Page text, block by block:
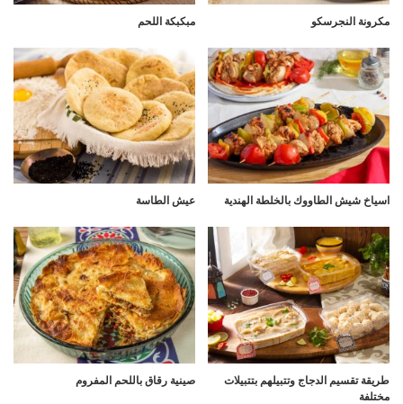
مكرونة النجرسكو مبكبكة اللحم
اسياخ شيش الطاووك بالخلطة الهندية عيش الطاسة
طريقة تقسيم الدجاج وتتبيلهم بتتبيلات
مختلفة
صينية رقاق باللحم المفروم